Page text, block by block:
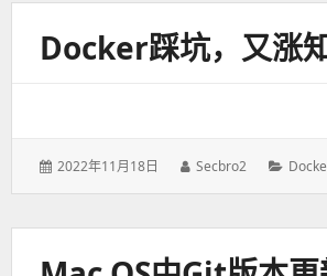
Docker踩坑，又涨
发
2022年11月18日
作
Secbro2
分